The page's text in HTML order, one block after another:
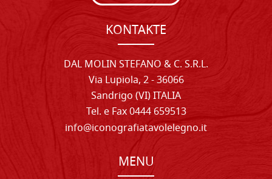
KONTAKTE
DAL MOLIN STEFANO & C. S.R.L.
Via Lupiola, 2 - 36066
Sandrigo (VI) ITALIA
Tel. e Fax 0444 659513
info@iconografiatavolelegno.it
MENU